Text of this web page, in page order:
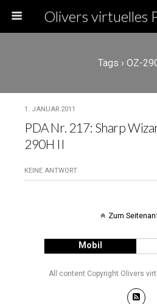
Tags › OZ-
1. JANUAR 2011
PDA Nr. 217: Sharp
290H II
KEINE ANTWORT
Zum
Mobil
All content Copyright Olivers